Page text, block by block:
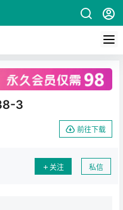
3
前往下载
关注 私信